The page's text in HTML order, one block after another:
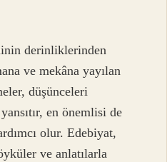
derinliklerinden
ve mekâna yayılan
düşünceleri
en önemlisi de
olur. Edebiyat,
ve anlatılarla